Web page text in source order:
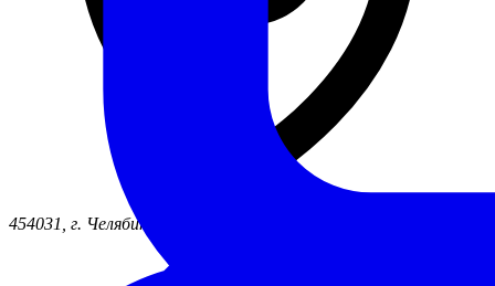
454031, г. Челябинск ул. Жукова, д. 46б